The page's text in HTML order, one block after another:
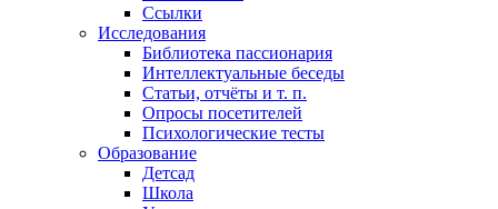
Ссылки
Исследования
Библиотека пассионария
Интеллектуальные беседы
Статьи, отчёты и т. п.
Опросы посетителей
Психологические тесты
Образование
Детсад
Школа